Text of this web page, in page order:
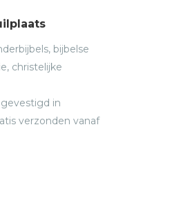
bijbelse
christelijke
in
verzonden vanaf